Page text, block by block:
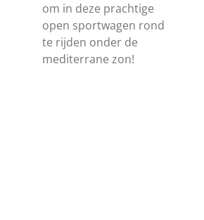
om in deze prachtige
open sportwagen rond
te rijden onder de
mediterrane zon!